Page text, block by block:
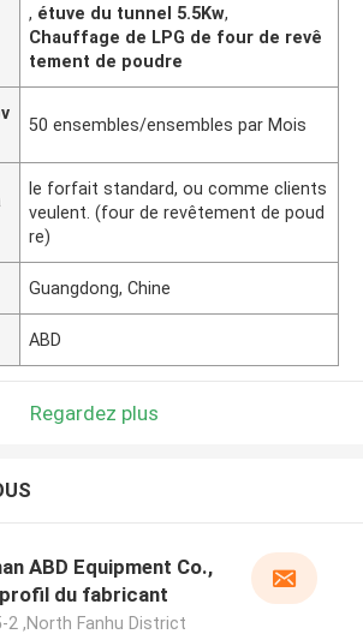
, étuve du tunnel 5.5Kw,
Chauffage de LPG de four de revê
tement de poudre
50 ensembles/ensembles par Mois
le forfait standard, ou comme clients
veulent. (four de revêtement de poud
re)
Guangdong, Chine
ABD
Regardez plus
ABD Equipment Co.,
du fabricant
2 ,North Fanhu District